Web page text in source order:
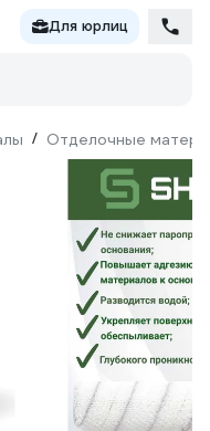
Для юрлиц
/ Отделочные